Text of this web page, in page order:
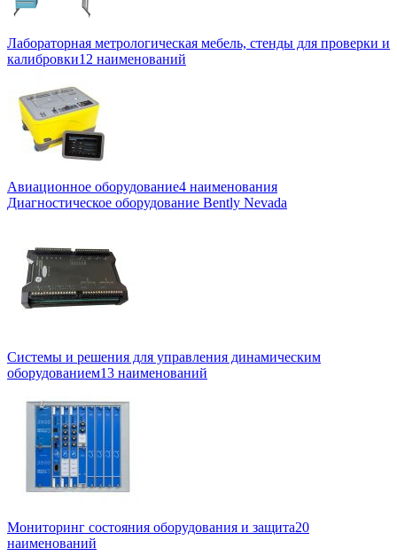
Лабораторная метрологическая мебель, стенды для проверки и
калибровки12 наименований
Авиационное оборудование4 наименования
Диагностическое оборудование Bently Nevada
Системы и решения для управления динамическим
оборудованием13 наименований
Мониторинг состояния оборудования и защита20
наименований